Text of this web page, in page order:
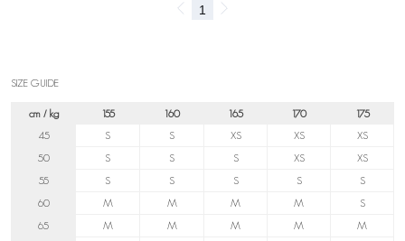
SIZE GUIDE
cm / kg 155 160 165 170
175
45
S S XS XS
XS
50
S S S XS
XS
55
S S S S
S
60
M M M M
S
65
M M M M
M